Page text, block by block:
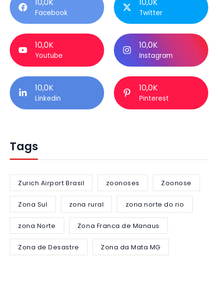
10,0K
Facebook
10,0K
Twitter
10,0K
Youtube
10,0K
Instagram
10,0K
Linkedin
10,0K
Pinterest
Tags
Zurich Airport Brasil zoonoses Zoonose
Zona Sul zona rural zona norte do rio
zona Norte Zona Franca de Manaus
Zona de Desastre Zona da Mata MG